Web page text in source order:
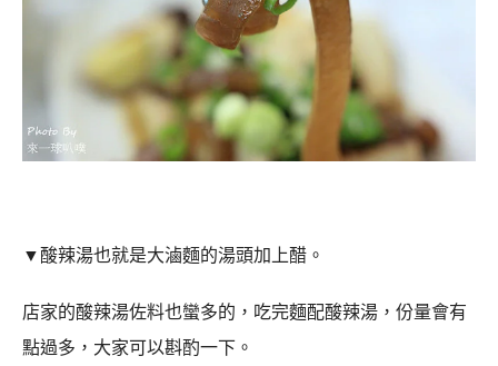
▼ 酸辣湯也就是大滷麵的湯頭加上醋。
店家的酸辣湯佐料也蠻多的，吃完麵配酸辣湯，份量會有
點過多，大家可以斟酌一下。